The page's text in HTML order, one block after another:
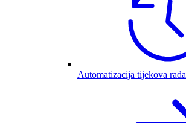
Automatizacija tijekova rada